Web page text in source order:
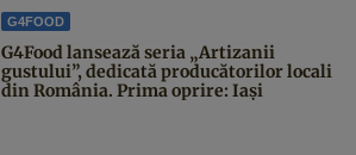
G4FOOD
G4Food lansează seria „Artizanii
gustului”, dedicată producătorilor locali
din România. Prima oprire: Iași